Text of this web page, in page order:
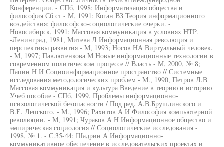
Конференции. - СПб, 1998; Информатизация общества и
философия Сб ст - М, 1991; Коган ВЗ Теория информационного
воздействия: философско-социологические очерки. -
Новосибирск, 1991; Массовая коммуникация в условиях HTP.
-Ленинград, 1981, Митева Л Информационная революция и
перспективы развития - M, 1993; Носов НА Виртуальный человек.
- M, 1997; Павлютенкова М Новые информационные технологии в
современном политическом процессе // Власть - М, 2000, № 8;
Папин Н И Социоинформационное пространство // Системные
исследования методологических проблем - M., 1990, Петров Л.В
Массовая коммуникация и культура Введение в теорию и историю
Учеб пособие - СПб, 1999, Проблемы информационно-
психологической безопасности / Под ред. А.В.Брушлинского и
В.Е. Лепского. - М., 1996; Рахитов А И Философия компьютерной
революции. - М, 1991; Чураков А Н Информационное общество и
эмпирическая социология // Социологические исследования -
1998, № 1. - С.35-44; Шадрин А Информационно-
коммуникативное обеспечение в исследовательских проектах и